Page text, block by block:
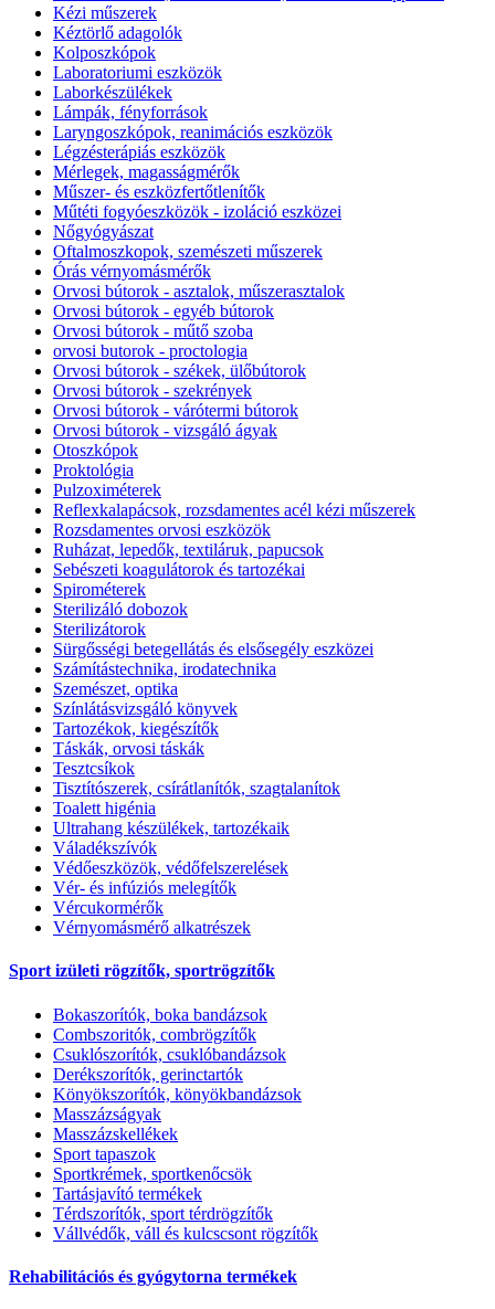
Kézi műszerek
Kéztörlő adagolók
Kolposzkópok
Laboratoriumi eszközök
Laborkészülékek
Lámpák, fényforrások
Laryngoszkópok, reanimációs eszközök
Légzésterápiás eszközök
Mérlegek, magasságmérők
Műszer- és eszközfertőtlenítők
Műtéti fogyóeszközök - izoláció eszközei
Nőgyógyászat
Oftalmoszkopok, szemészeti műszerek
Órás vérnyomásmérők
Orvosi bútorok - asztalok, műszerasztalok
Orvosi bútorok - egyéb bútorok
Orvosi bútorok - műtő szoba
orvosi butorok - proctologia
Orvosi bútorok - székek, ülőbútorok
Orvosi bútorok - szekrények
Orvosi bútorok - várótermi bútorok
Orvosi bútorok - vizsgáló ágyak
Otoszkópok
Proktológia
Pulzoximéterek
Reflexkalapácsok, rozsdamentes acél kézi műszerek
Rozsdamentes orvosi eszközök
Ruházat, lepedők, textiláruk, papucsok
Sebészeti koagulátorok és tartozékai
Spirométerek
Sterilizáló dobozok
Sterilizátorok
Sürgősségi betegellátás és elsősegély eszközei
Számítástechnika, irodatechnika
Szemészet, optika
Színlátásvizsgáló könyvek
Tartozékok, kiegészítők
Táskák, orvosi táskák
Tesztcsíkok
Tisztítószerek, csírátlanítók, szagtalanítok
Toalett higénia
Ultrahang készülékek, tartozékaik
Váladékszívók
Védőeszközök, védőfelszerelések
Vér- és infúziós melegítők
Vércukormérők
Vérnyomásmérő alkatrészek
Sport izületi rögzítők, sportrögzítők
Bokaszorítók, boka bandázsok
Combszoritók, combrögzítők
Csuklószorítók, csuklóbandázsok
Derékszorítók, gerinctartók
Könyökszorítók, könyökbandázsok
Masszázságyak
Masszázskellékek
Sport tapaszok
Sportkrémek, sportkenőcsök
Tartásjavító termékek
Térdszorítók, sport térdrögzítők
Vállvédők, váll és kulcscsont rögzítők
Rehabilitációs és gyógytorna termékek